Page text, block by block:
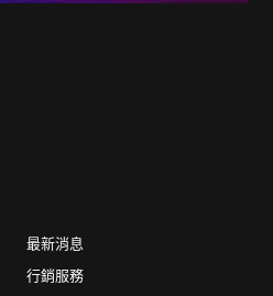
最新消息
行銷服務